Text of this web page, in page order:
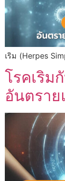
เริม (Herpes
โรคเริม
อันตรา